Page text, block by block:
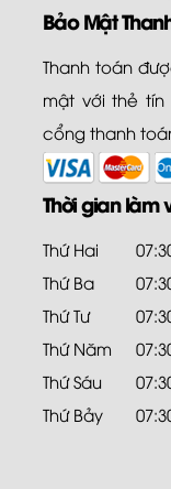
Bảo Mật
Thanh toán
mật với thẻ
cổng thanh toán
Thời gian làm
Thứ Hai
Thứ Ba
Thứ Tư
Thứ Năm
Thứ Sáu
Thứ Bảy